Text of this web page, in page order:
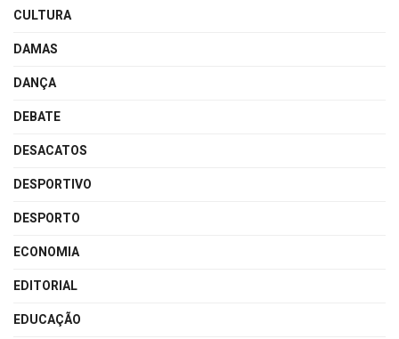
CULTURA
DAMAS
DANÇA
DEBATE
DESACATOS
DESPORTIVO
DESPORTO
ECONOMIA
EDITORIAL
EDUCAÇÃO